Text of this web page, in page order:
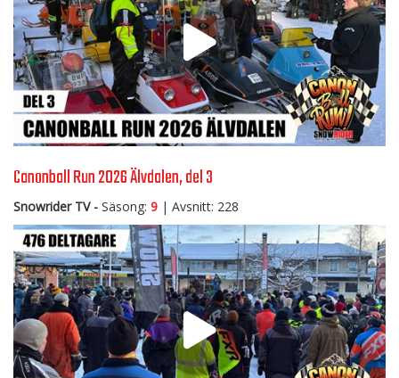
Canonball Run 2026 Älvdalen, del 3
Snowrider TV - Säsong: 9 | Avsnitt: 228